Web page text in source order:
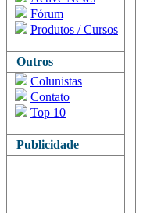
Fórum
Produtos / Cursos
Outros
Colunistas
Contato
Top 10
Publicidade